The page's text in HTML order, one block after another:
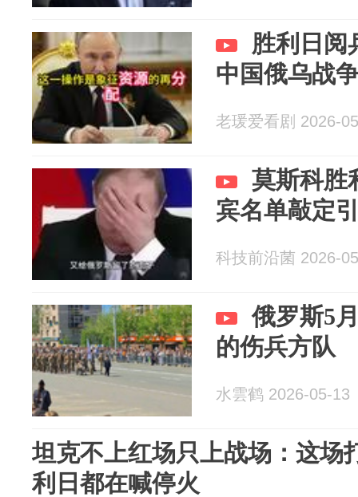
胜利日阅
中国俄乌战
老瑗爱看剧 2026-
莫斯科胜
宾名单敲定
科技前沿菌 2026-
俄罗斯5
的伤兵方队
水雲鹤 2026-05-13
坦克不上红场只上战场：这场
利日都在喊停火